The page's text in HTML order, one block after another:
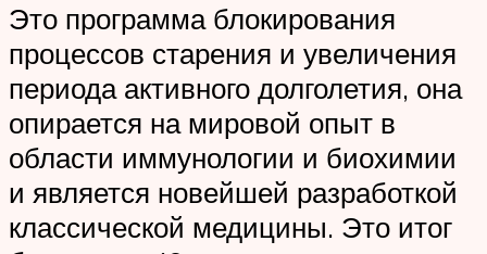
Это программа блокирования
процессов старения и увеличения
периода активного долголетия, она
опирается на мировой опыт в
области иммунологии и биохимии
и является новейшей разработкой
классической медицины. Это итог